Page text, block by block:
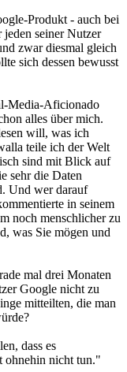
Produkt - auch bei
seiner Nutzer
zwar diesmal gleich
sich dessen bewusst
Media-Aficionado
alles über mich.
will, was ich
teile ich der Welt
sind mit Blick auf
sehr die Daten
Und wer darauf
in seinem
noch menschlicher zu
was Sie mögen und
mal drei Monaten
Google nicht zu
mitteilten, die man
dass es
ohnehin nicht tun."